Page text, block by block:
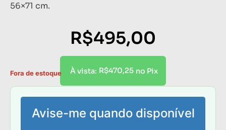
56×71 cm.
R$495,00
À vista: R$470,25 no Pix
Fora de estoque
Avise-me quando disponível